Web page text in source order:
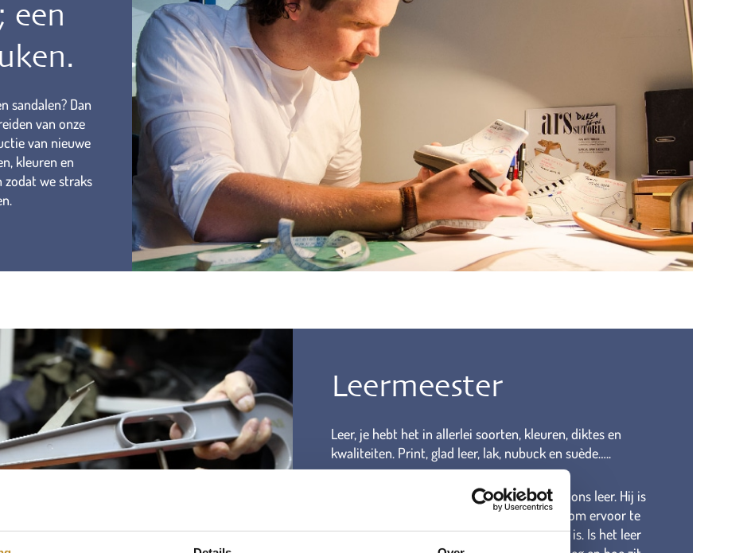
een
sandalen? Dan
van onze
van nieuwe
kleuren en
zodat we straks
Leermeester
Leer, je hebt het in allerlei soorten, kleuren, diktes en
kwaliteiten. Print, glad leer, lak, nubuck en suède…..
Onze leermeester bewaakt de kwaliteit van ons leer. Hij is
met regelmaat in het buitenland te vinden om ervoor te
zorgen dat de kwaliteit van het leer perfect is. Is het leer